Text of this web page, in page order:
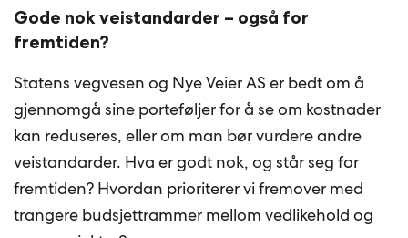
Gode nok veistandarder – også for
fremtiden?
Statens vegvesen og Nye Veier AS er bedt om å
gjennomgå sine porteføljer for å se om kostnader
kan reduseres, eller om man bør vurdere andre
veistandarder. Hva er godt nok, og står seg for
fremtiden? Hvordan prioriterer vi fremover med
trangere budsjettrammer mellom vedlikehold og